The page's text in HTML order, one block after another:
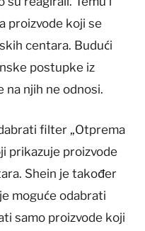
proizvode koji se
centara. Budući
postupke iz
na njih ne odnosi.
filter „Otprema
prikazuje proizvode
Shein je također
moguće odabrati
samo proizvode koji